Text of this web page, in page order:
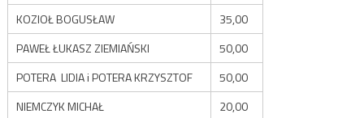
KOZIOŁ BOGUSŁAW
35,00
PAWEŁ ŁUKASZ ZIEMIAŃSKI
50,00
POTERA LIDIA i POTERA KRZYSZTOF
50,00
NIEMCZYK MICHAŁ
20,00